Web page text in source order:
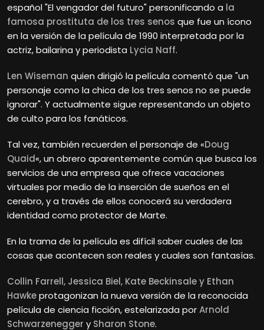
español "El vengador del futuro" personificando a la
famosa prostituta de los tres senos que fue un ícono
en la versión de la película de 1990 interpretada por la
actriz, bailarina y periodista Lycia Naff.
Len Wiseman quien dirigió la película comentó que "un
personaje como la chica de los tres senos no se puede
ignorar". Y actualmente sigue representando un objeto
de culto para los fanáticos.
Tal vez, también recuerden el personaje de «Doug
Quaid«, un obrero aparentemente común que busca los
servicios de una empresa que ofrece vacaciones
virtuales por medio de la inserción de sueños en el
cerebro, y a través de ellos conocerá su verdadera
identidad como protector de Marte.
En la trama de la película es difícil saber cuales de las
cosas que acontecen son reales y cuales son fantasías.
Collin Farrell, Jessica Biel, Kate Beckinsale y Ethan
Hawkeprotagonizan la nueva versión de la reconocida
película de ciencia ficción, estelarizada porArnold
Schwarzenegger y Sharon Stone.